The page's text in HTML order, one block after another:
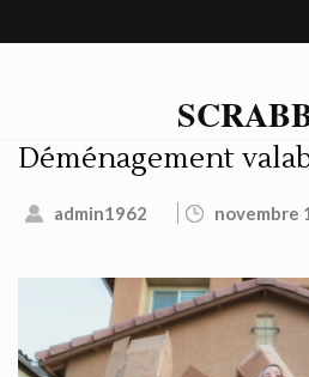
au
Déménagement
admin1962 novembre